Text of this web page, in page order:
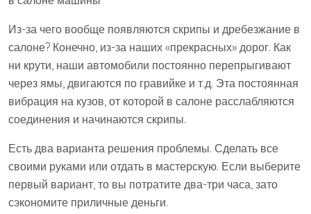
Из-за чего вообще появляются скрипы и дребезжание в
салоне? Конечно, из-за наших «прекрасных» дорог. Как
ни крути, наши автомобили постоянно перепрыгивают
через ямы, двигаются по гравийке и т.д. Эта постоянная
вибрация на кузов, от которой в салоне расслабляются
соединения и начинаются скрипы.
Есть два варианта решения проблемы. Сделать все
своими руками или отдать в мастерскую. Если выберите
первый вариант, то вы потратите два-три часа, зато
сэкономите приличные деньги.